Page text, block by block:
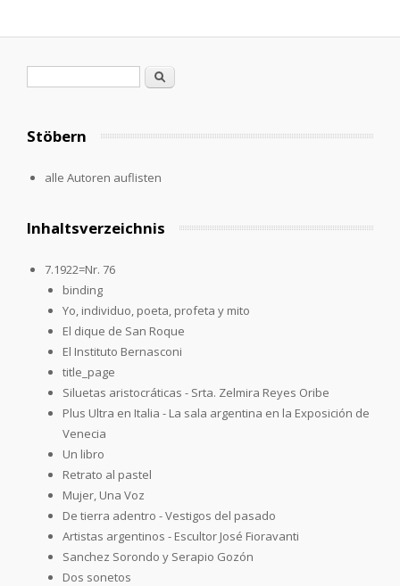
Suche
Stöbern
alle Autoren auflisten
Inhaltsverzeichnis
7.1922=Nr. 76
binding
Yo, individuo, poeta, profeta y mito
El dique de San Roque
El Instituto Bernasconi
title_page
Siluetas aristocráticas - Srta. Zelmira Reyes Oribe
Plus Ultra en Italia - La sala argentina en la Exposición de
Venecia
Un libro
Retrato al pastel
Mujer, Una Voz
De tierra adentro - Vestigos del pasado
Artistas argentinos - Escultor José Fioravanti
Sanchez Sorondo y Serapio Gozón
Dos sonetos